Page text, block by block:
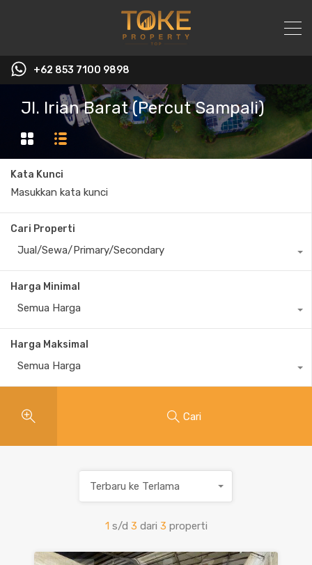
+62 853 7100 9898‬
Jl. Irian Barat (Percut Sampali)
Kata Kunci
Cari Properti
Jual/Sewa/Primary/Secondary
Harga Minimal
Semua Harga
Harga Maksimal
Semua Harga
Cari
1 s/d 3 dari 3 properti
Terbaru ke Terlama